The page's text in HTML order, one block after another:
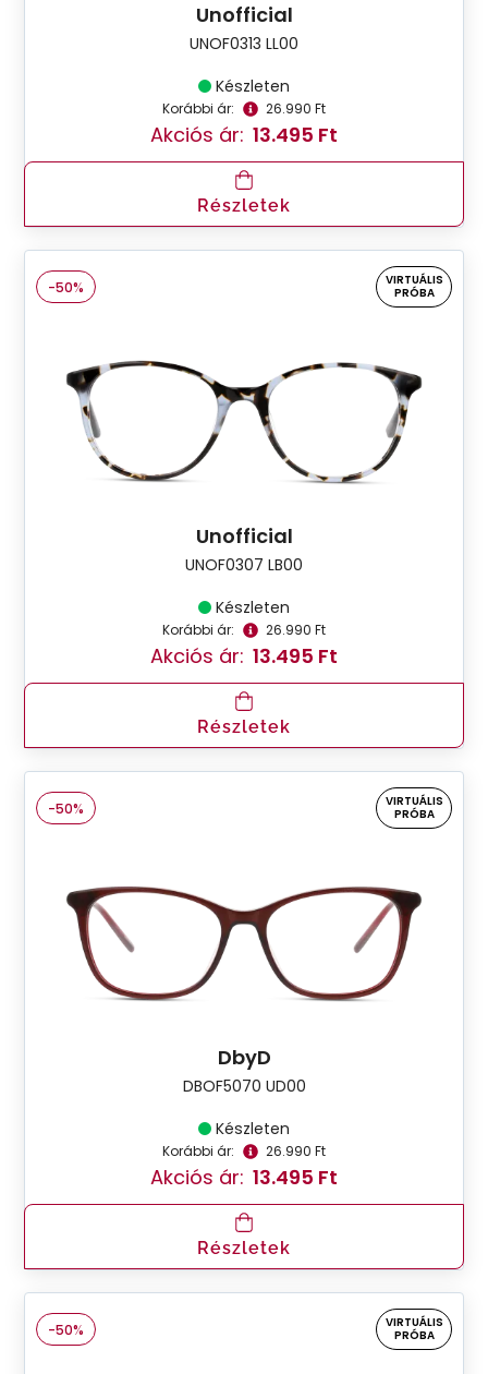
Unofficial
UNOF0313 LL00
Készleten
Korábbi ár: 26.990 Ft
Akciós ár: 13.495 Ft
Részletek
-50%
VIRTUÁLIS
PRÓBA
Unofficial
UNOF0307 LB00
Készleten
Korábbi ár: 26.990 Ft
Akciós ár: 13.495 Ft
Részletek
-50%
VIRTUÁLIS
PRÓBA
DbyD
DBOF5070 UD00
Készleten
Korábbi ár: 26.990 Ft
Akciós ár: 13.495 Ft
Részletek
-50%
VIRTUÁLIS
PRÓBA